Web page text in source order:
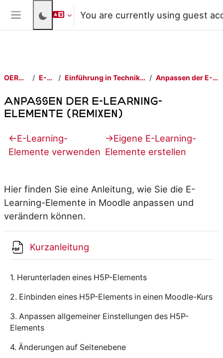
Skip to main content
You are currently using guest
OERContent.nrw E-Learn-TwA Einführung in Techniken des wissenschaftlichen Arbeitens Anpassen der E-Learning-Elemente (Remixen)
Anpassen der E-Learning-
Elemente (Remixen)
Section outline
←E-Learning-
Elemente verwenden
→Eigene E-Learning-
Elemente erstellen
Hier finden Sie eine Anleitung, wie Sie die E-
Learning-Elemente in Moodle anpassen und
verändern können.
Kurzanleitung
1. Herunterladen eines H5P-Elements
2. Einbinden eines H5P-Elements in einen Moodle-Kurs
3. Anpassen allgemeiner Einstellungen des H5P-
Elements
4. Änderungen auf Seitenebene